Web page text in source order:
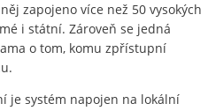
zapojeno více než 50 vysokých
i státní. Zároveň se jedná
o tom, komu zpřístupní
je systém napojen na lokální